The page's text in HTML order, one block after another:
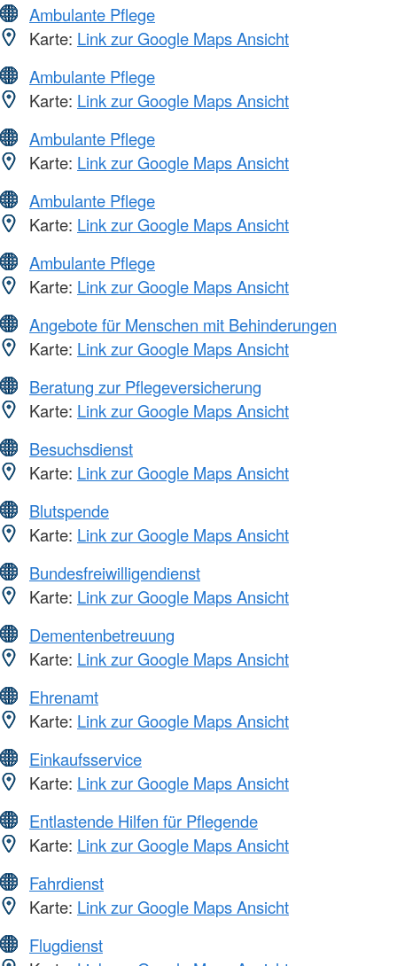
Ambulante Pflege
Karte: Link zur Google Maps Ansicht
Ambulante Pflege
Karte: Link zur Google Maps Ansicht
Ambulante Pflege
Karte: Link zur Google Maps Ansicht
Ambulante Pflege
Karte: Link zur Google Maps Ansicht
Ambulante Pflege
Karte: Link zur Google Maps Ansicht
Angebote für Menschen mit Behinderungen
Karte: Link zur Google Maps Ansicht
Beratung zur Pflegeversicherung
Karte: Link zur Google Maps Ansicht
Besuchsdienst
Karte: Link zur Google Maps Ansicht
Blutspende
Karte: Link zur Google Maps Ansicht
Bundesfreiwilligendienst
Karte: Link zur Google Maps Ansicht
Dementenbetreuung
Karte: Link zur Google Maps Ansicht
Ehrenamt
Karte: Link zur Google Maps Ansicht
Einkaufsservice
Karte: Link zur Google Maps Ansicht
Entlastende Hilfen für Pflegende
Karte: Link zur Google Maps Ansicht
Fahrdienst
Karte: Link zur Google Maps Ansicht
Flugdienst